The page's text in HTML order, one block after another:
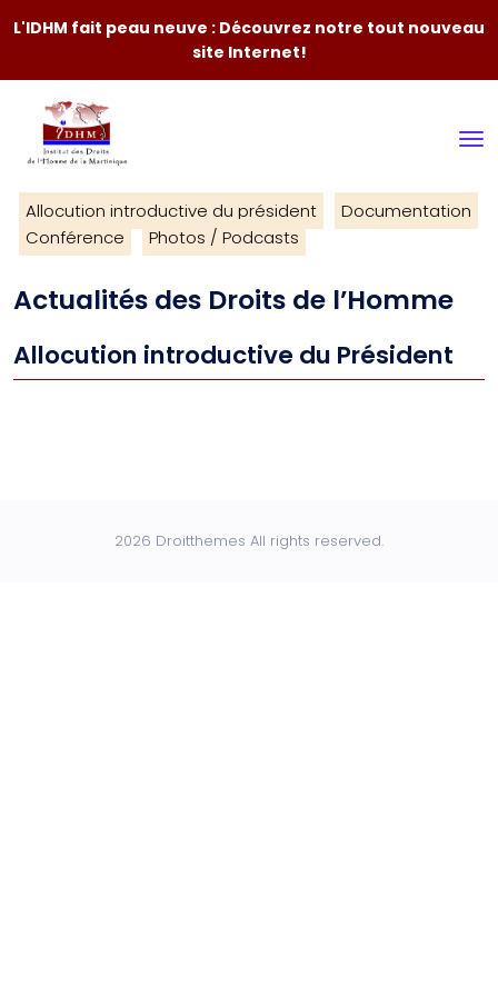
L'IDHM fait peau neuve : Découvrez notre tout nouveau
site Internet!
Allocution introductive du président
Documentation
Conférence
Photos / Podcasts
Actualités des Droits de l’Homme
Allocution introductive du Président
2026 Droitthemes All rights reserved.